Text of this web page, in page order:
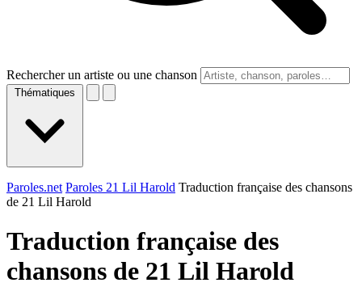
Rechercher un artiste ou une chanson
Thématiques
Paroles.net Paroles 21 Lil Harold Traduction française des chansons
de 21 Lil Harold
Traduction française des
chansons de 21 Lil Harold